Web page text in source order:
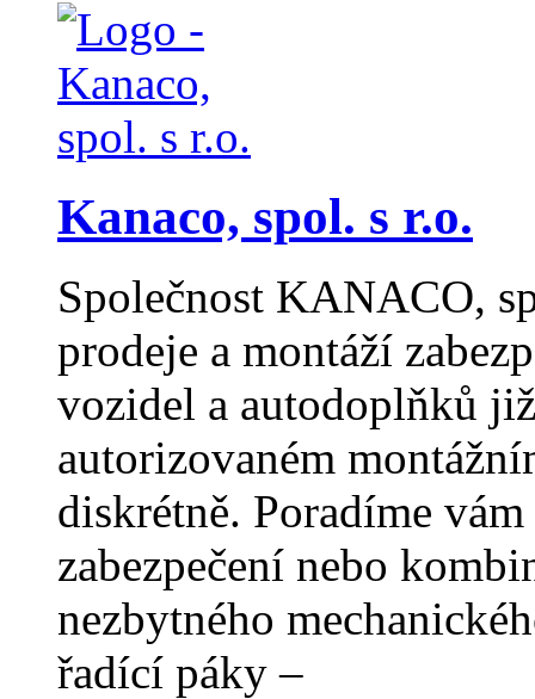
Kanaco, spol. s r.o.
Společnost KANACO,
prodeje a montáží
vozidel a autodoplňků
autorizovaném
diskrétně. Poradíme
zabezpečení nebo
nezbytného
řadící páky –